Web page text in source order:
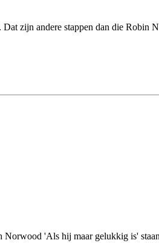
zijn andere stappen dan die
'Als hij maar gelukkig is'